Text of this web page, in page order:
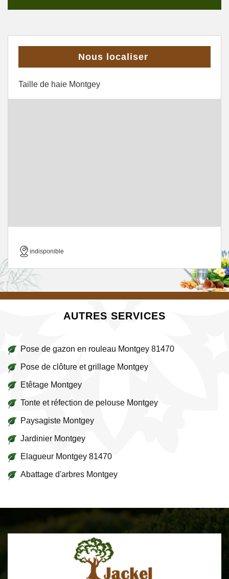
Nous localiser
Taille de haie Montgey
indisponible
AUTRES SERVICES
Pose de gazon en rouleau Montgey 81470
Pose de clôture et grillage Montgey
Etêtage Montgey
Tonte et réfection de pelouse Montgey
Paysagiste Montgey
Jardinier Montgey
Elagueur Montgey 81470
Abattage d'arbres Montgey